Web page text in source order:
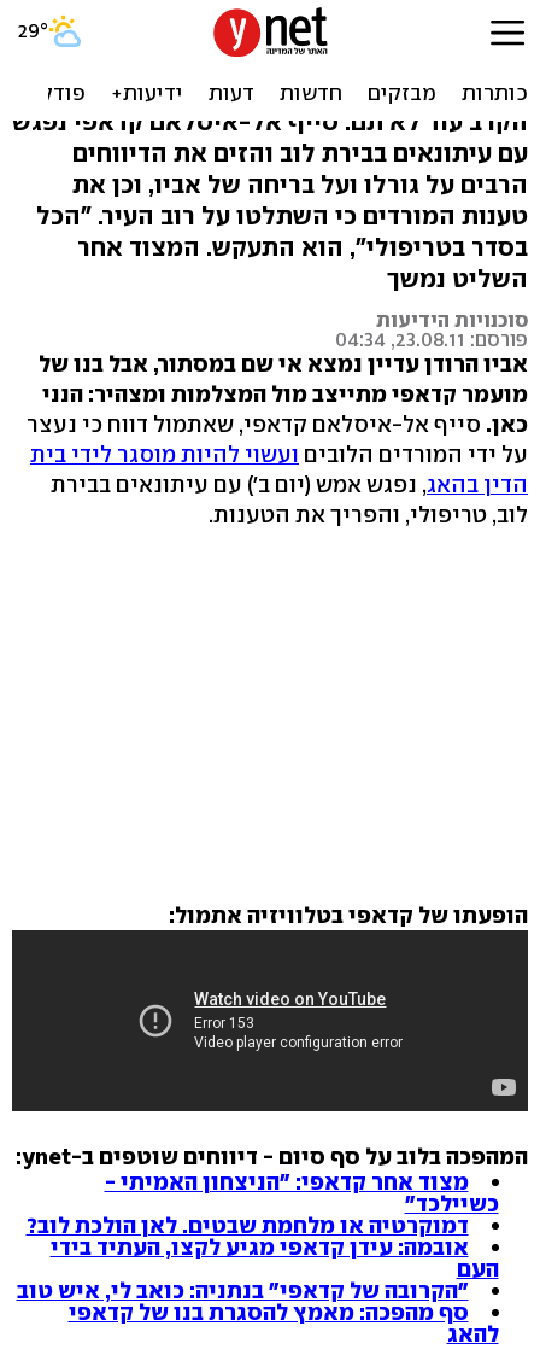
בנו של קדאפי: "לא נעצרתי,
אבי עדיין בטריפולי"
הקרב עוד לא תם. סייף אל-איסלאם קדאפי נפגש
עם עיתונאים בבירת לוב והזים את הדיווחים
הרבים על גורלו ועל בריחה של אביו, וכן את
טענות המורדים כי השתלטו על רוב העיר. "הכל
בסדר בטריפולי", הוא התעקש. המצוד אחר
השליט נמשך
סוכנויות הידיעות
פורסם: 23.08.11, 04:34
אביו הרודן עדיין נמצא אי שם במסתור, אבל בנו של
מועמר קדאפי מתייצב מול המצלמות ומצהיר: הנני
כאן. סייף אל-איסלאם קדאפי, שאתמול דווח כי נעצר
על ידי המורדים הלובים ועשוי להיות מוסגר לידי בית
הדין בהאג, נפגש אמש (יום ב') עם עיתונאים בבירת
לוב, טריפולי, והפריך את הטענות.
הופעתו של קדאפי בטלוויזיה אתמול:
המהפכה בלוב על סף סיום - דיווחים שוטפים ב-ynet:
מצוד אחר קדאפי: "הניצחון האמיתי -
כשיילכד"
דמוקרטיה או מלחמת שבטים. לאן הולכת לוב?
אובמה: עידן קדאפי מגיע לקצו, העתיד בידי
העם
"הקרובה של קדאפי" בנתניה: כואב לי, איש טוב
סף מהפכה: מאמץ להסגרת בנו של קדאפי
להאג